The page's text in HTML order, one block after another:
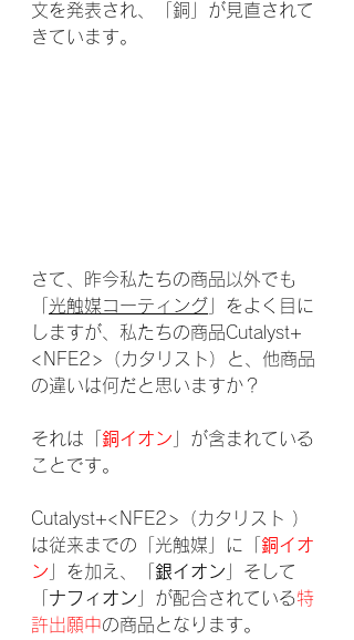
文を発表され、「銅」が見直されて
きています。
さて、昨今私たちの商品以外でも
光触媒コーティング
」をよく目に
しますが、私たちの商品Cutalyst+
<NFE2>（カタリスト）と、他商品
の違いは何だと思いますか？
それは「 銅イオン 」が含まれている
ことです。
Cutalyst+<NFE2>（カタリスト ）
は従来までの「光触媒」に「 銅イオ
ン 」を加え、「 銀イオン 」そして
ナフィオン 」が配合されている特
許出願中の商品となります。